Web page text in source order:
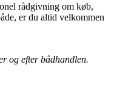
rådgivning om køb,
er du altid velkommen
og efter bådhandlen.